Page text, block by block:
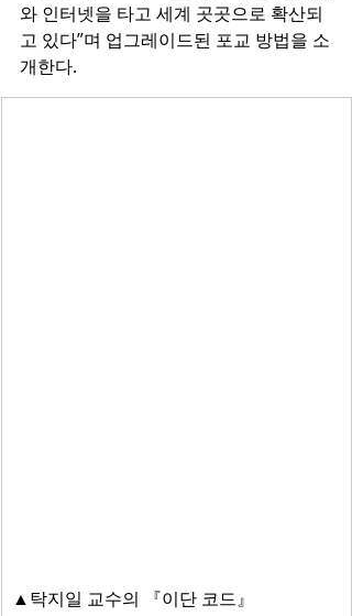
와 인터넷을 타고 세계 곳곳으로 확산되
고 있다”며 업그레이드된 포교 방법을 소
개한다.
▲탁지일 교수의 『이단 코드』